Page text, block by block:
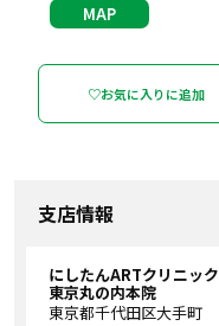
MAP
♡お気に入りに追加
支店情報
にしたんARTクリニック
東京丸の内本院
東京都千代田区大手町